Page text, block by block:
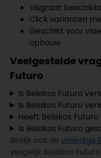
Visgraat
Click varianten
Geschikt voor
opbouw
Veelgestelde
Futuro
Is Belakos Futuro
Is Belakos Futuro
Heeft Belakos
Is Belakos Futuro
Bekijk ook de volledige
vergelijk Belakos